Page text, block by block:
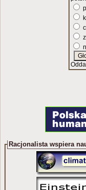
Racjonalista wspiera